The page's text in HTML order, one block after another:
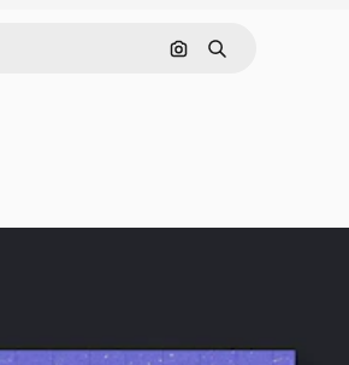
Cerca per immagine
Ricerca